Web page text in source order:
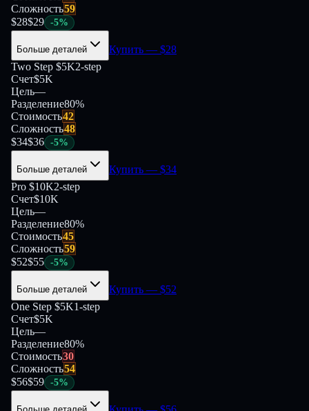
Сложность59
$28$29 -5%
Больше деталей Купить — $28
Two Step $5K2-step
Счет$5K
Цель—
Разделение80%
Стоимость42
Сложность48
$34$36 -5%
Больше деталей Купить — $34
Pro $10K2-step
Счет$10K
Цель—
Разделение80%
Стоимость45
Сложность59
$52$55 -5%
Больше деталей Купить — $52
One Step $5K1-step
Счет$5K
Цель—
Разделение80%
Стоимость30
Сложность54
$56$59 -5%
Купить — $56